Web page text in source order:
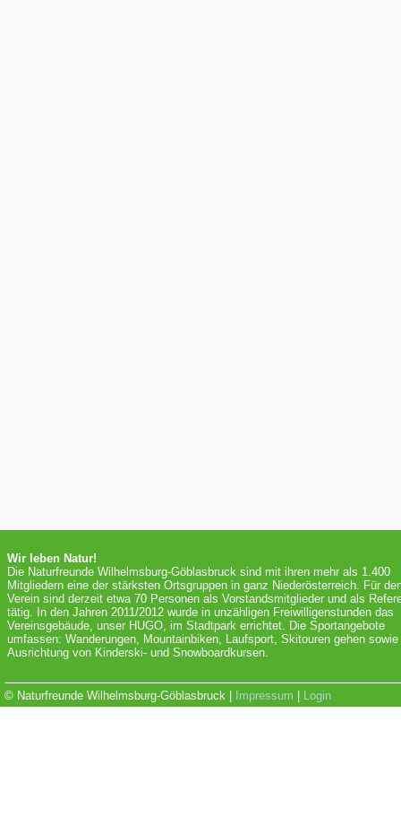
Wir leben Natur!
Die Naturfreunde Wilhelmsburg-Göblasbruck sind mit ihren mehr als 1.400
Mitgliedern eine der stärksten Ortsgruppen in ganz Niederösterreich. Für
Verein sind derzeit etwa 70 Personen als Vorstandsmitglieder und als
tätig. In den Jahren 2011/2012 wurde in unzähligen Freiwilligenstunden das
Vereinsgebäude, unser HUGO, im Stadtpark errichtet. Die Sportangebote
umfassen: Wanderungen, Mountainbiken, Laufsport, Skitouren gehen sowie
Ausrichtung von Kinderski- und Snowboardkursen.
© Naturfreunde Wilhelmsburg-Göblasbruck | Impressum Login